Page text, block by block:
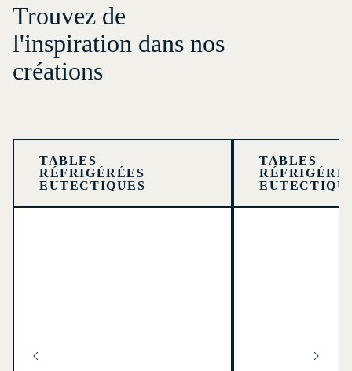
Trouvez de
l'inspiration dans nos
créations
TABLES
RÉFRIGÉRÉES
EUTECTIQUES
TABLES